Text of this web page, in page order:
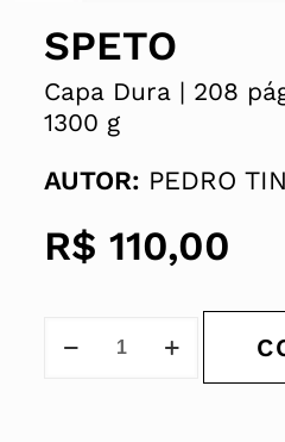
SPETO
Capa Dura | 208
1300 g
AUTOR: PEDRO
R$ 110,00